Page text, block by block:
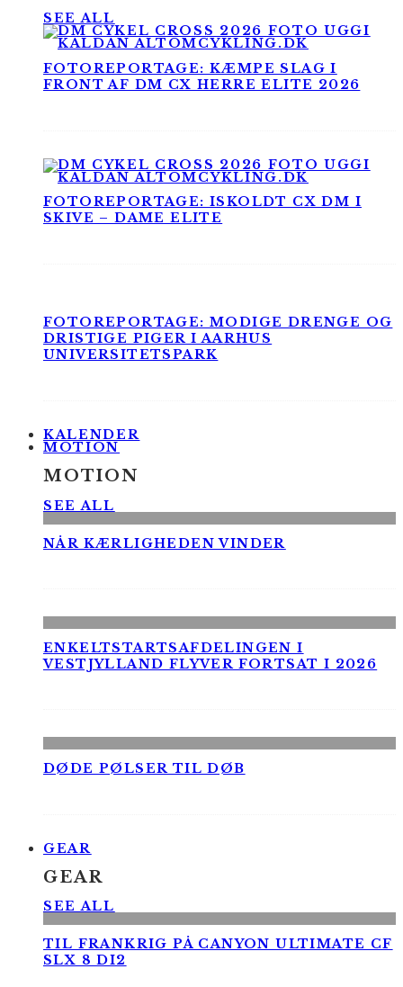
SEE ALL
FOTOREPORTAGE: KÆMPE SLAG I
FRONT AF DM CX HERRE ELITE 2026
FOTOREPORTAGE: ISKOLDT CX DM I
SKIVE – DAME ELITE
FOTOREPORTAGE: MODIGE DRENGE OG
DRISTIGE PIGER I AARHUS
UNIVERSITETSPARK
KALENDER
MOTION
MOTION
SEE ALL
NÅR KÆRLIGHEDEN VINDER
ENKELTSTARTSAFDELINGEN I
VESTJYLLAND FLYVER FORTSAT I 2026
DØDE PØLSER TIL DØB
GEAR
GEAR
SEE ALL
TIL FRANKRIG PÅ CANYON ULTIMATE CF
SLX 8 DI2